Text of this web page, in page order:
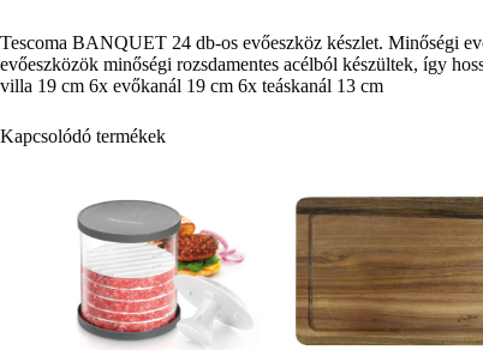
Tescoma BANQUET 24 db-os evőeszköz készlet. Minőségi
evőeszközök minőségi rozsdamentes acélból készültek, így
villa 19 cm 6x evőkanál 19 cm 6x teáskanál 13 cm
Kapcsolódó termékek